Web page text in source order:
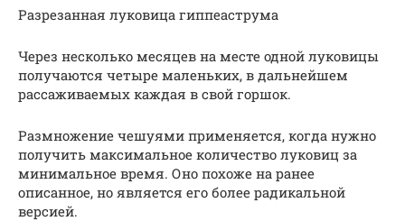
Разрезанная луковица гиппеаструма
Через несколько месяцев на месте одной луковицы
получаются четыре маленьких, в дальнейшем
рассаживаемых каждая в свой горшок.
Размножение чешуями применяется, когда нужно
получить максимальное количество луковиц за
минимальное время. Оно похоже на ранее
описанное, но является его более радикальной
версией.